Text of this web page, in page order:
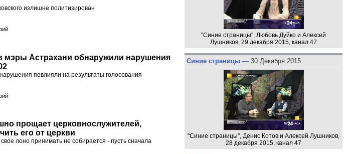
излишне политизирован
мэры Астрахани обнаружили нарушения
повлияли на результаты голосования
прощает церковнослужителей,
его от церкви
лоно принимать не собирается - пусть сначала
"Синие страницы", Любовь Дуйко и Алексей
Лушников, 29 декабря 2015, канал 47
Синие страницы — 30 Декабря 2015
"Синие страницы", Денис Котов и Алексей Лушников,
28 декабря 2015, канал 47